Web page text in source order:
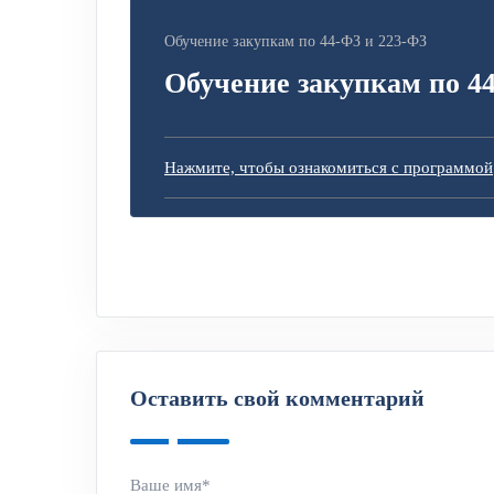
Обучение закупкам по 44-ФЗ и 223-ФЗ
Обучение закупкам по
Нажмите, чтобы ознакомиться с программой
Оставить свой комментарий
Ваше имя*